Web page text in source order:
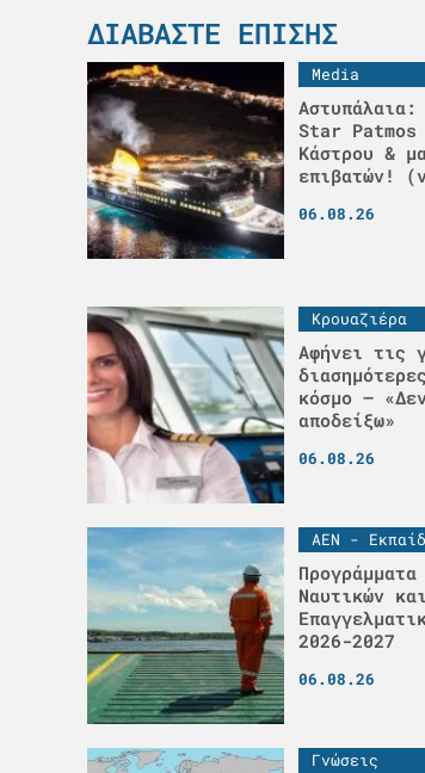
ΔΙΑΒΆΣΤΕ ΕΠΊΣΗΣ
Media
Star Patmos
Κάστρου &
επιβατών!
06.08.26
Κρουαζιέρα
Αφήνει τις
κόσμο –
αποδείξω»
06.08.26
ΑΕΝ -
Ναυτικών
2026-2027
06.08.26
Γνώσεις